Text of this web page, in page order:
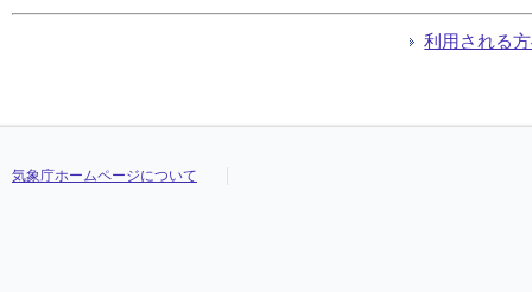
利用される
気象庁ホームページについて